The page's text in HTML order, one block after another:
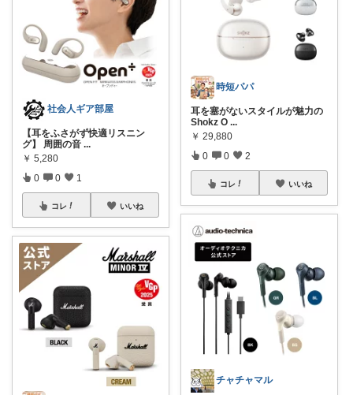
社会人ギア部屋
【耳をふさがず快適リスニン
グ】 周囲の音 ...
￥ 5,280
0 0 1
コレ いいね
時短パパ
耳を塞がないスタイルが魅力の
Shokz O ...
￥ 29,880
0 0 2
コレ いいね
チャチャマル